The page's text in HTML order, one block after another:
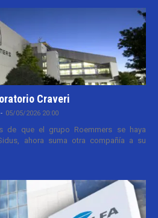
Craveri
- 05/05/2026 20:00
de que el grupo Roemmers se haya
ahora suma otra compañía a su